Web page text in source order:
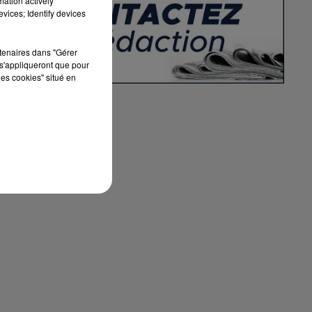
Identify devices
dans "Gérer
que pour
cookies" situé en